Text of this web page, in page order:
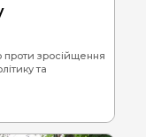
зросійщення
та